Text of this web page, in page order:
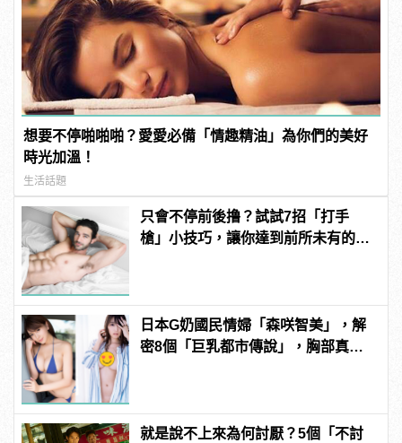
想要不停啪啪啪？愛愛必備「情趣精油」為你們的美好
時光加溫！
生活話題
只會不停前後撸？試試7招「打手
槍」小技巧，讓你達到前所未有的高
日本G奶國民情婦「森咲智美」，解
密8個「巨乳都市傳說」，胸部真能
就是說不上來為何討厭？5個「不討